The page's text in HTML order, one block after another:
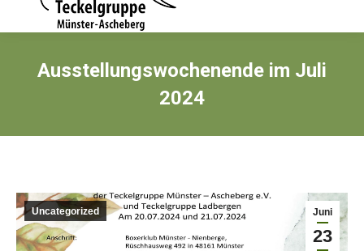
Ausstellungswochenende im Juli
2024
Juni
23
Uncategorized